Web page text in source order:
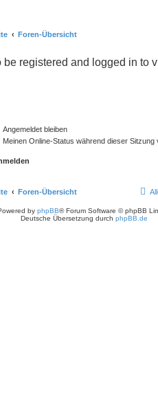
Foren-Übersicht
registered and logged in to
Angemeldet bleiben
Meinen Online-Status während dieser Sitzung
Foren-Übersicht
by phpBB® Forum Software © phpBB
Deutsche Übersetzung durch phpBB.de